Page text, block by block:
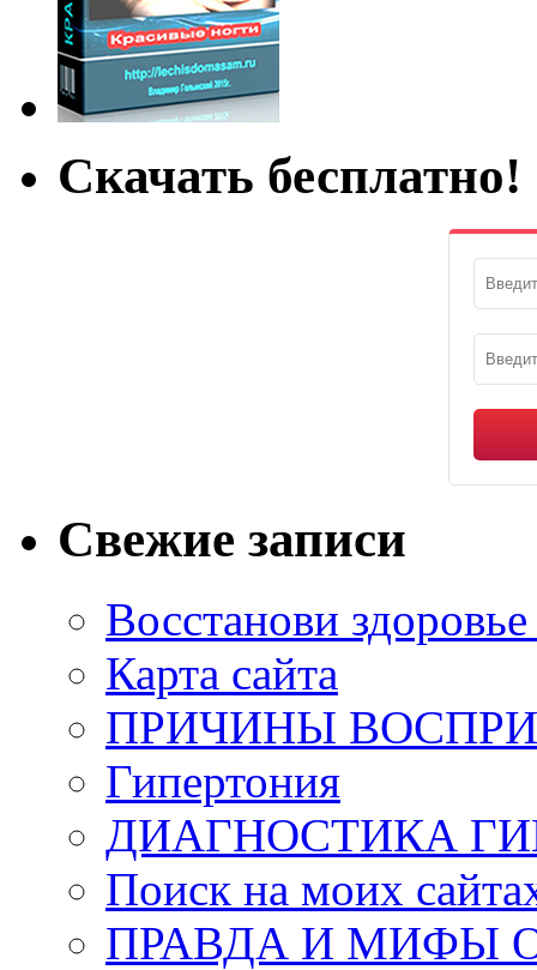
Скачать бесплатно!
Свежие записи
Восстанови
Карта сайта
ПРИЧИНЫ
Гипертония
ДИАГНОСТИКА
Поиск на моих
ПРАВДА И МИФЫ